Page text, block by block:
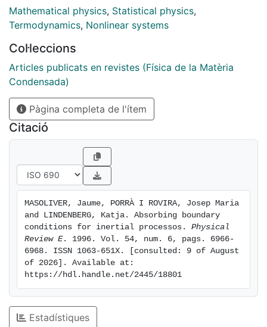
Mathematical physics, Statistical physics,
Termodynamics, Nonlinear systems
Col·leccions
Articles publicats en revistes (Física de la Matèria
Condensada)
Pàgina completa de l'ítem
Citació
MASOLIVER, Jaume, PORRÀ I ROVIRA, Josep Maria
and LINDENBERG, Katja. Absorbing boundary
conditions for inertial processos. Physical
Review E. 1996. Vol. 54, num. 6, pags. 6966-
6968. ISSN 1063-651X. [consulted: 9 of August
of 2026]. Available at:
https://hdl.handle.net/2445/18801
Estadístiques